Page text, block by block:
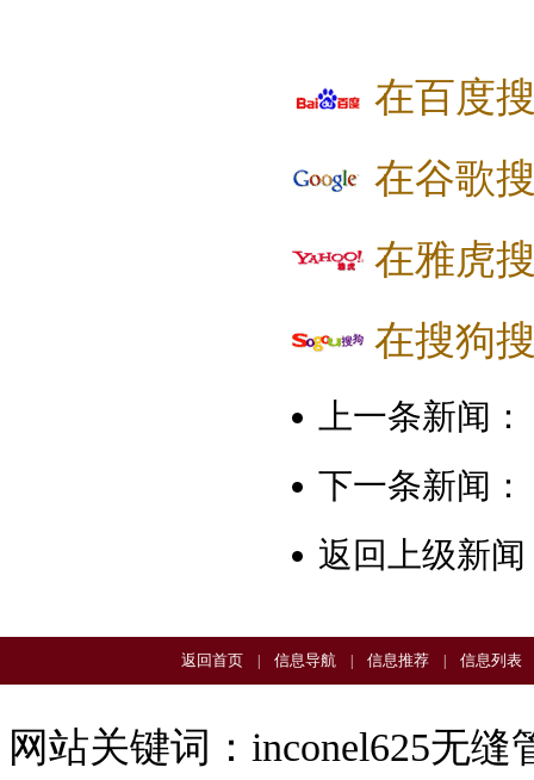
在百度
在谷歌
在雅虎
在搜狗
上一条新闻：
下一条新闻：
返回上级新闻
返回首页 信息导航 信息推荐 信息列表
网站关键词： inconel625无缝